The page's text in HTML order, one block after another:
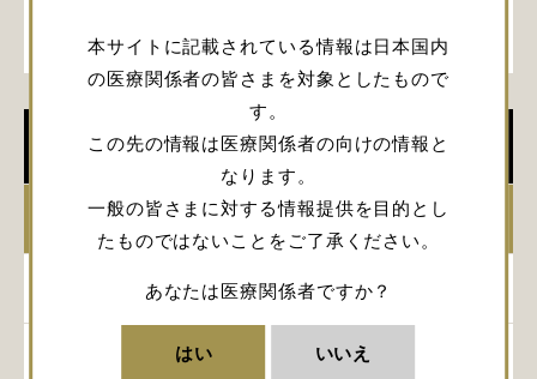
本サイトに記載されている情報は日本国内
の医療関係者の皆さまを対象としたもので
す。
この先の情報は医療関係者の向けの情報と
なります。
一般の皆さまに対する情報提供を目的とし
たものではないことをご了承ください。
あなたは医療関係者ですか？
はい いいえ
学会開催情報